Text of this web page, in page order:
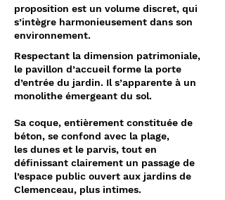
proposition est un volume discret, qui
s’intègre harmonieusement dans son
environnement.
Respectant la dimension patrimoniale,
le pavillon d’accueil forme la porte
d’entrée du jardin. Il s’apparente à un
monolithe émergeant du sol.
Sa coque, entièrement constituée de
béton, se confond avec la plage,
les dunes et le parvis, tout en
définissant clairement un passage de
l’espace public ouvert aux jardins de
Clemenceau, plus intimes.